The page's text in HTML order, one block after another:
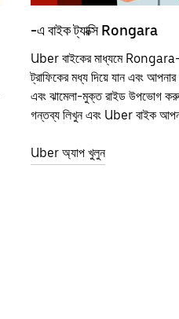
-এ বাইক ট্যাক্সি Rongara
Uber বাইকের মাধ্যমে
ট্রাফিকের মধ্য দিয়ে যান এবং
এবং ঝামেলা-মুক্ত রাইড উপভোগ
গন্তব্য লিখুন এবং Uber বাইক
Uber অ্যাপ খুলুন